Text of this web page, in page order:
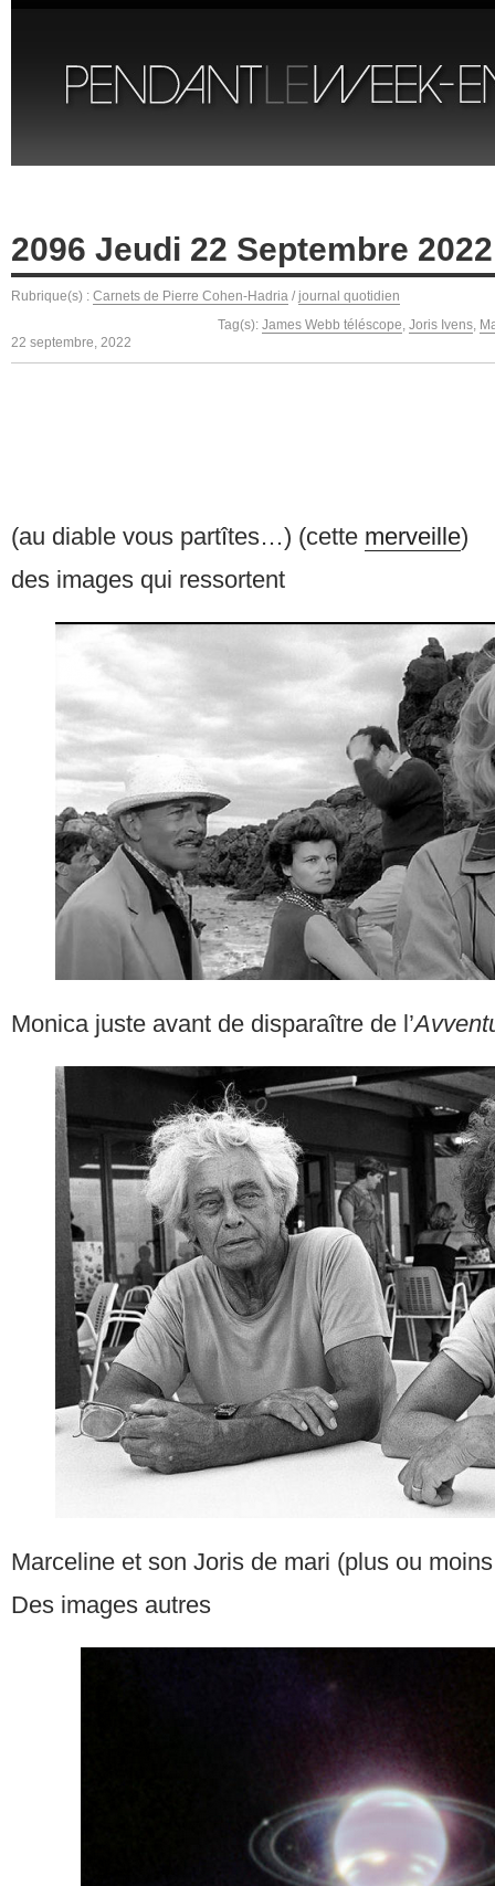
2096 Jeudi 22 Septembre 2022
Rubrique(s) : Carnets de Pierre Cohen-Hadria / journal quotidien
Tag(s): James Webb téléscope, Joris Ivens,
22 septembre, 2022
(au diable vous partîtes…) (cette merveille)
des images qui ressortent
Monica juste avant de disparaître de l’
Marceline et son Joris de mari (plus ou
Des images autres